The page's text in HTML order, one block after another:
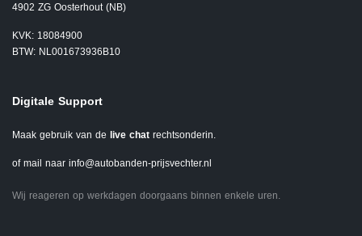
4902 ZG Oosterhout (NB)
KVK: 18084900
BTW: NL001673936B10
Digitale Support
Maak gebruik van de live chat rechtsonderin.
of mail naar info@autobanden-prijsvechter.nl
Wij reageren op werkdagen doorgaans binnen enkele uren.